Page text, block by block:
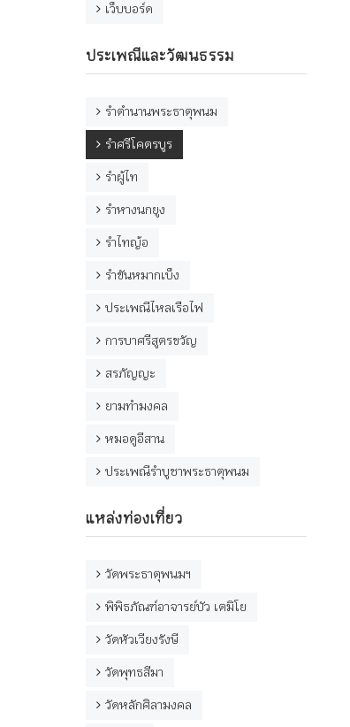
เว็บบอร์ด
ประเพณีและวัฒนธรรม
รำตำนานพระธาตุพนม
รำศรีโคตรบูร
รำผู้ไท
รำหางนกยูง
รำไทญ้อ
รำขันหมากเบ็ง
ประเพณีไหลเรือไฟ
การบาศรีสูตรขวัญ
สรภัญญะ
ยามทำมงคล
หมอดูอีสาน
ประเพณีรำบูชาพระธาตุพนม
แหล่งท่องเที่ยว
วัดพระธาตุพนมฯ
พิพิธภัณฑ์อาจารย์บัว เตมิโย
วัดหัวเวียงรังษี
วัดพุทธสีมา
วัดหลักศิลามงคล